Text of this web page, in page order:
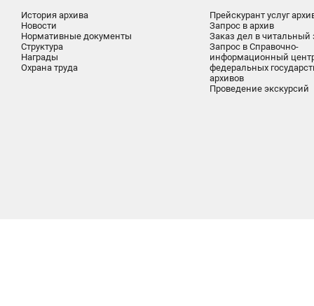
История архива
Новости
Нормативные документы
Структура
Награды
Охрана труда
Прейскурант услуг
Запрос в архив
Заказ дел в читальный
Запрос в Справочно-
информационный
федеральных
архивов
Проведение экскурсий